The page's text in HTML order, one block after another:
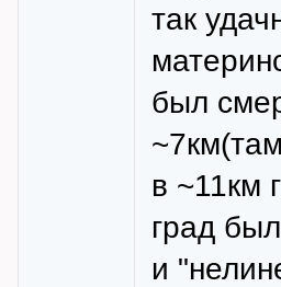
так
был
в ~11км
град
и